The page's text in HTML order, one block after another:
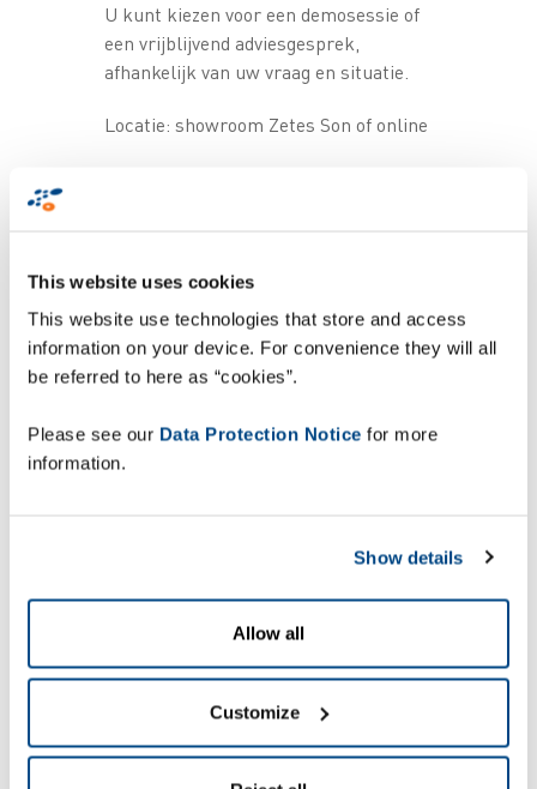
This website uses cookies
This website use technologies that store and access
information on your device. For convenience they will all
be referred to here as “cookies”.
Please see our Data Protection Notice for more
information.
Show details
Allow all
Customize
U kunt kiezen voor een demosessie of
een vrijblijvend adviesgesprek,
afhankelijk van uw vraag en situatie.
Locatie: showroom Zetes Son of online
Vraag vrijblijvend advies
Waarom deelnemen?
schaalbare manier om interne
transportstromen efficiënter, veiliger
medewerkers vrij te maken voor taken
met meer toegevoegde waarde, fouten
te verminderen en sneller toe te